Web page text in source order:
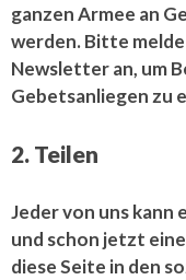
ganzen Armee an
werden. Bitte
Newsletter an, um
Gebetsanliegen zu
2. Teilen
Jeder von uns kann
und schon jetzt
diese Seite in den